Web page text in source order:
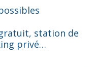
station de
privé…